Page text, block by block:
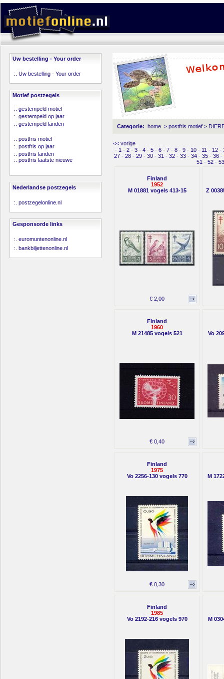
Uw bestelling - Your order
:. Uw bestelling - Your order
Motief postzegels
:. gestempeld motief
:. gestempeld op jaar
:. gestempeld landen
:. postfris motief
:. postfris op jaar
:. postfris landen
:. postfris laatste nieuwe
Nederlandse postzegels
:. postzegelonline.nl
Gesponsorde links
:. euromuntenonline.nl
:. bankbiljettenonline.nl
Categorie: home > postfris motief >
<< vorige
- 1 - 2- 3- 4- 5- 6- 7- 8- 9- 10- 11 - 12-
27- 28- 29- 30- 31 - 32- 33- 34- 35- 36-
51 - 52- 53
Finland
1952
M 01881 vogels 413-15
€ 2,00
Z
Finland
1960
M 21485 vogels 521
€ 0,40
Vo
Finland
1975
Vo 2256-130 vogels 770
€ 0,30
M
Finland
1985
Vo 2192-216 vogels 970
M